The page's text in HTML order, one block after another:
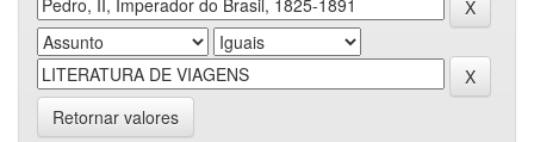
Retornar valores